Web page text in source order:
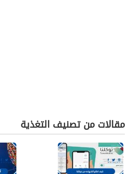
مقالات من تصنيف التغذية